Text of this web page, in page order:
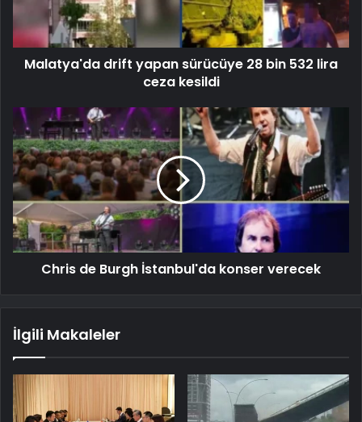
Malatya'da drift yapan sürücüye 28 bin 532 lira
ceza kesildi
Chris de Burgh İstanbul'da konser verecek
İlgili Makaleler